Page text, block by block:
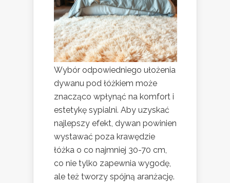
Wybór odpowiedniego ułożenia
dywanu pod łóżkiem może
znacząco wpłynąć na komfort i
estetykę sypialni. Aby uzyskać
najlepszy efekt, dywan powinien
wystawać poza krawędzie
łóżka o co najmniej 30-70 cm,
co nie tylko zapewnia wygodę,
ale też tworzy spójną aranżację.